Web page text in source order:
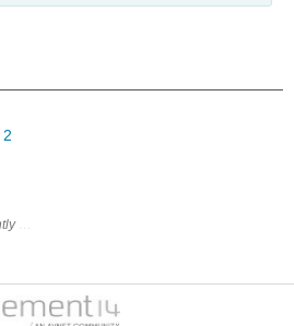
I recently bought the paper version of your